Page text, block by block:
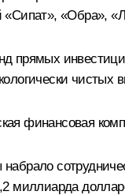
«Сипат», «Обра»,
прямых
чистых
финансовая
миллиарда